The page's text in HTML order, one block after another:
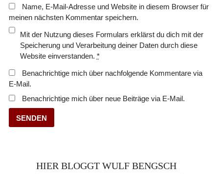
Name, E-Mail-Adresse und Website in diesem Browser für
meinen nächsten Kommentar speichern.
Mit der Nutzung dieses Formulars erklärst du dich mit der
Speicherung und Verarbeitung deiner Daten durch diese
Website einverstanden. *
Benachrichtige mich über nachfolgende Kommentare via
E-Mail.
Benachrichtige mich über neue Beiträge via E-Mail.
HIER BLOGGT WULF BENGSCH